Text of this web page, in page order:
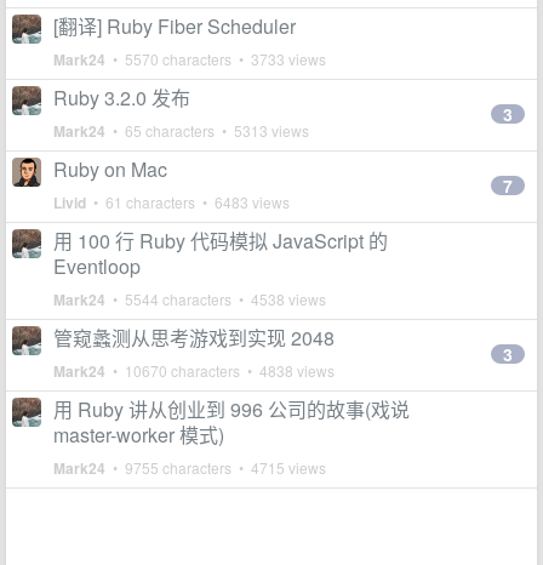
[翻译] Ruby Fiber Scheduler
Mark24 • 5570 characters • 3733 views
Ruby 3.2.0 发布
Mark24 • 65 characters • 5313 views
3
Ruby on Mac
Livid • 61 characters • 6483 views
7
用 100 行 Ruby 代码模拟 JavaScript 的
Eventloop
Mark24 • 5544 characters • 4538 views
管窥蠡测从思考游戏到实现 2048
Mark24 • 10670 characters • 4838 views
3
用 Ruby 讲从创业到 996 公司的故事(戏说
master-worker 模式)
Mark24 • 9755 characters • 4715 views